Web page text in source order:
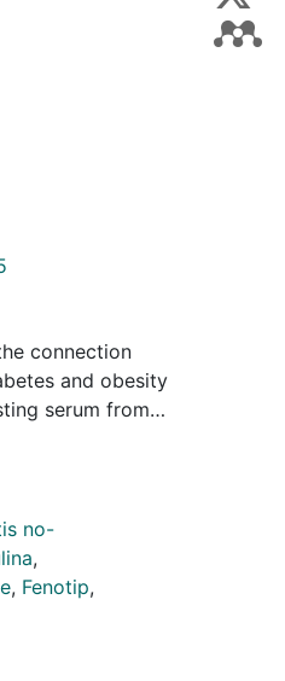
connection
and obesity
serum from
four sex-
diabetes
non-prediabetic
and FIA-ESI-
Altered levels of
specific
oleic
no-
,
, Fenotip,